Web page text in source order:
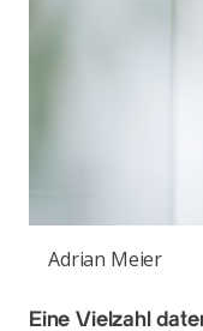
Adrian Meier
Eine Vielzahl